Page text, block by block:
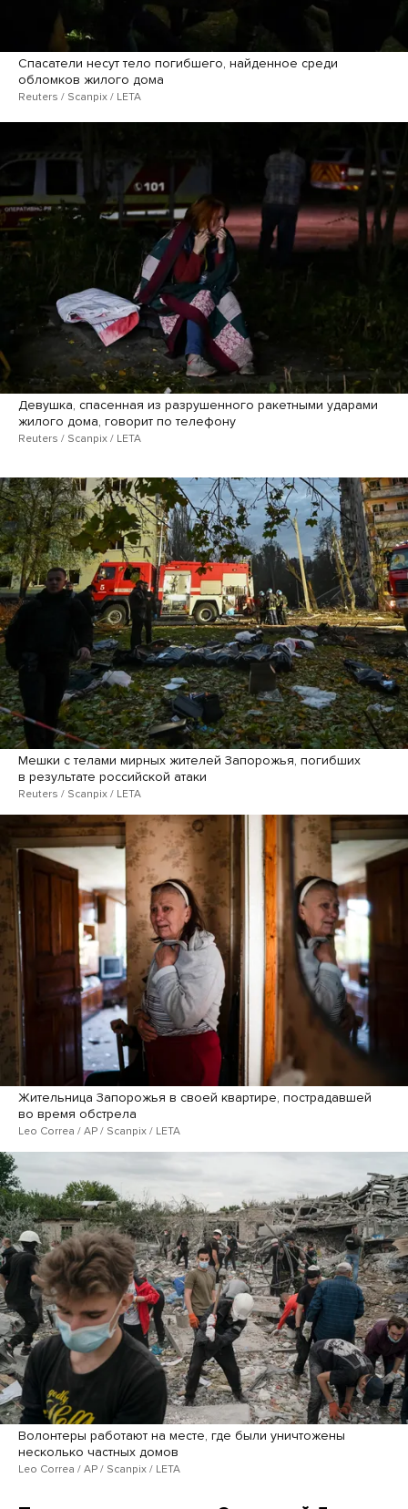
Спасатели несут тело погибшего, найденное среди
обломков жилого дома
Reuters / Scanpix / LETA
Девушка, спасенная из разрушенного ракетными ударами
жилого дома, говорит по телефону
Reuters / Scanpix / LETA
Мешки с телами мирных жителей Запорожья, погибших
в результате российской атаки
Reuters / Scanpix / LETA
Жительница Запорожья в своей квартире, пострадавшей
во время обстрела
Leo Correa / AP / Scanpix / LETA
Волонтеры работают на месте, где были уничтожены
несколько частных домов
Leo Correa / AP / Scanpix / LETA